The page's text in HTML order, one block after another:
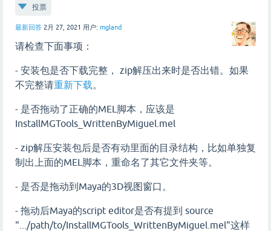
投票
最新回答 2月 27, 2021 用户: mgland
请检查下面事项：
- 安装包是否下载完整， zip解压出来时是否出错。如果
不完整请重新下载。
- 是否拖动了正确的MEL脚本，应该是
InstallMGTools_WrittenByMiguel.mel
- zip解压安装包后是否有动里面的目录结构，比如单独复
制出上面的MEL脚本，重命名了其它文件夹等。
- 是否是拖动到Maya的3D视图窗口。
- 拖动后Maya的script editor是否有提到 source
".../path/to/InstallMGTools_WrittenByMiguel.mel"这样